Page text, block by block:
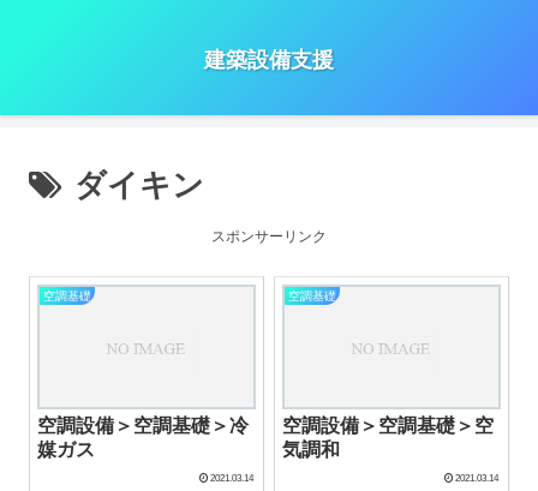
建築設備支援
ダイキン
スポンサーリンク
空調基礎
空調設備＞空調基礎＞冷
媒ガス
2021.03.14
空調基礎
空調設備＞空調基礎＞空
気調和
2021.03.14